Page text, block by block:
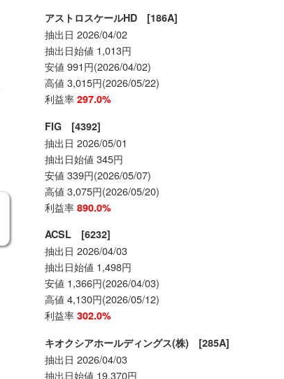
アストロスケールHD [186A]
抽出日 2026/04/02
抽出日始値 1,013円
安値 991円(2026/04/02)
高値 3,015円(2026/05/22)
利益率 297.0%
FIG [4392]
抽出日 2026/05/01
抽出日始値 345円
安値 339円(2026/05/07)
高値 3,075円(2026/05/20)
利益率 890.0%
ACSL [6232]
抽出日 2026/04/03
抽出日始値 1,498円
安値 1,366円(2026/04/03)
高値 4,130円(2026/05/12)
利益率 302.0%
キオクシアホールディングス(株) [285A]
抽出日 2026/04/03
抽出日始値 19,370円